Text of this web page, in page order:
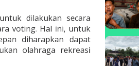
dilakukan secara
voting. Hal ini, untuk
diharapkan dapat
olahraga rekreasi